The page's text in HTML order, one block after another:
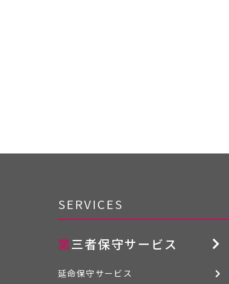
SERVICES
第三者保守サービス
延命保守サービス